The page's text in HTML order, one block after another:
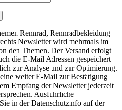
Rennrad, Rennradbekleidung
Newsletter wird mehrmals im
den Themen. Der Versand erfolgt
die E-Mail Adressen gespeichert
zur Analyse und zur Optimierung.
weiter E-Mail zur Bestätigung
Empfang der Newsletter jederzeit
Ausführliche
in der Datenschutzinfo auf der